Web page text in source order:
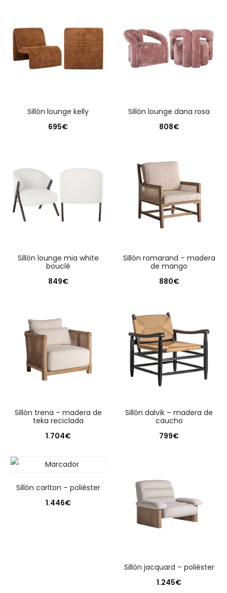
sillón lounge kelly
695€
sillón lounge dana rosa
808€
sillón lounge mia white
bouclé
849€
sillón romarand – madera
de mango
880€
sillón trena – madera de
teka reciclada
1.704€
sillón dalvik – madera de
caucho
799€
sillón carlton – poliéster
1.446€
sillón jacquard – poliéster
1.245€